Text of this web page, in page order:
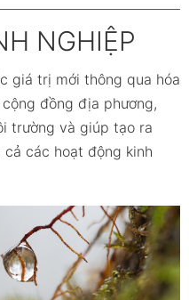
NGHIỆP
giá trị mới thông qua hóa
đồng địa phương,
trường và giúp tạo ra
các hoạt động kinh